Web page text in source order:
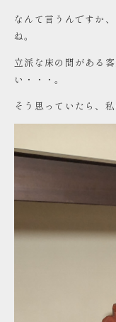
なんて言うんですか
ね。
立派な床の間がある
い・・・。
そう思っていたら、